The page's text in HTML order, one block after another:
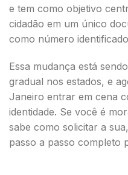
e tem como objetivo
cidadão em um único
como número
Essa mudança está
gradual nos estados, e
Janeiro entrar em cena
identidade. Se você é
sabe como solicitar a
passo a passo completo